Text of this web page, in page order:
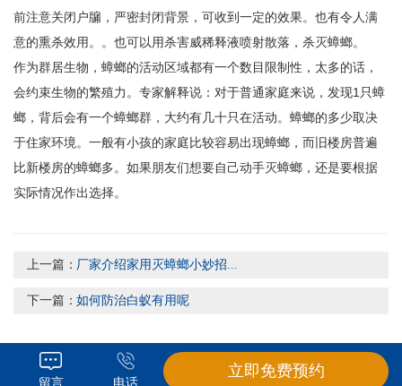
前注意关闭户牖，严密封闭背景，可收到一定的效果。也有令人满
意的熏杀效用。。也可以用杀害威稀释液喷射散落，杀灭蟑螂。
作为群居生物，蟑螂的活动区域都有一个数目限制性，太多的话，
会约束生物的繁殖力。专家解释说：对于普通家庭来说，发现1 只蟑
螂，背后会有一个蟑螂群，大约有几十只在活动。蟑螂的多少取决
于住家环境。一般有小孩的家庭比较容易出现蟑螂，而旧楼房普遍
比新楼房的蟑螂多。如果朋友们想要自己动手灭蟑螂，还是要根据
实际情况作出选择。
上一篇： 厂家介绍家用灭蟑螂小妙招...
下一篇：如何防治白蚁有用呢
留言 电话
立即免费预约